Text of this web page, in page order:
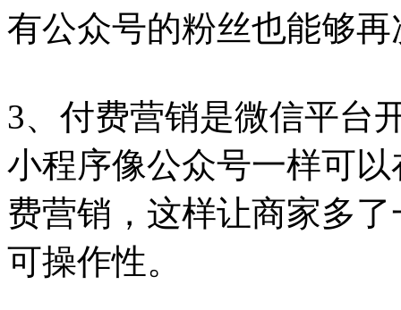
有公众号的粉丝也能够
3、付费营销是微信平台
小程序像公众号一样可
费营销，这样让商家多
可操作性。